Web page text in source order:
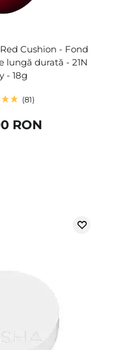
Cushion - Fond
lungă durată - 21N
- 18g
81
RON